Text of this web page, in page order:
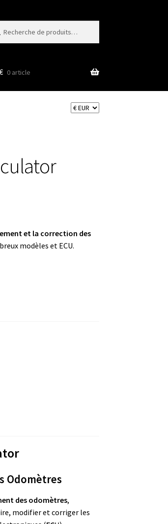
0 article
et la correction des
modèles et ECU.
Odomètres
des odomètres,
modifier et corriger les